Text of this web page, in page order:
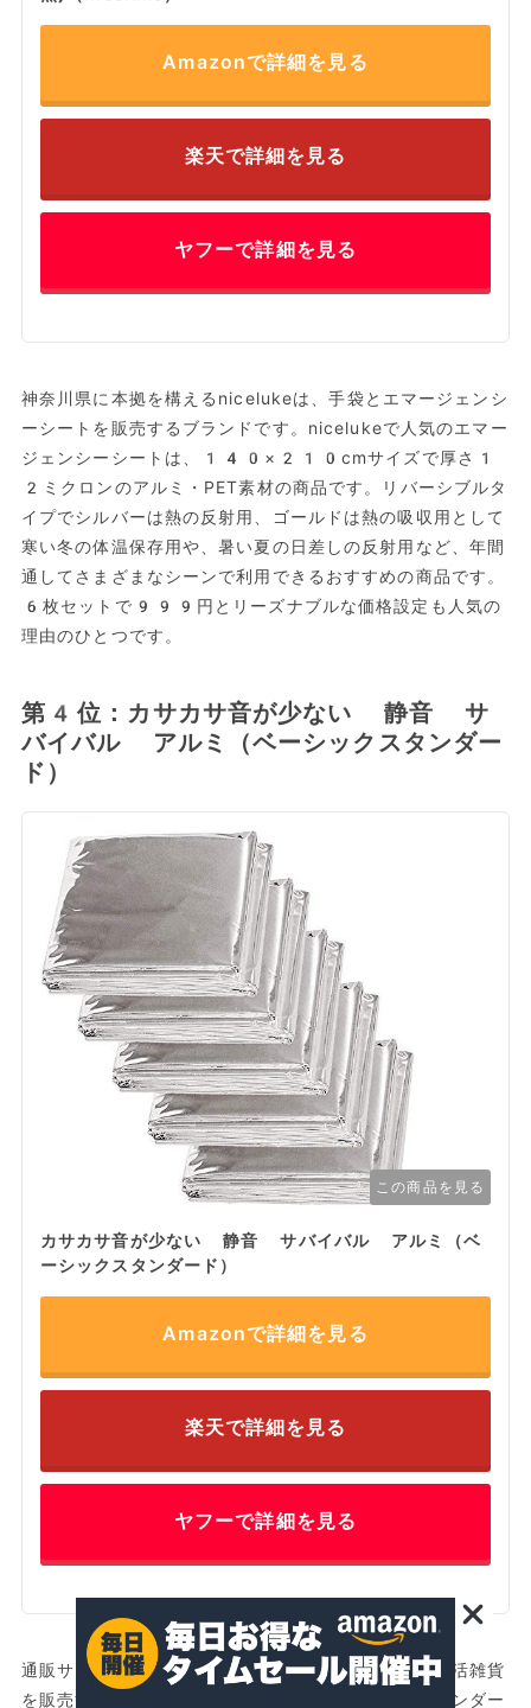
Amazonで詳細を見る
楽天で詳細を見る
ヤフーで詳細を見る
神奈川県に本拠を構えるnicelukeは、手袋とエマージェンシ
ーシートを販売するブランドです。nicelukeで人気のエマー
ジェンシーシートは、140×210cmサイズで厚さ1
2ミクロンのアルミ・PET素材の商品です。リバーシブルタ
イプでシルバーは熱の反射用、ゴールドは熱の吸収用として
寒い冬の体温保存用や、暑い夏の日差しの反射用など、年間
通してさまざまなシーンで利用できるおすすめの商品です。
6枚セットで999円とリーズナブルな価格設定も人気の
理由のひとつです。
第4位：カサカサ音が少ない 静音 サ
バイバル アルミ（ベーシックスタンダー
ド）
この商品を見る
カサカサ音が少ない 静音 サバイバル アルミ（ベ
ーシックスタンダード）
Amazonで詳細を見る
楽天で詳細を見る
ヤフーで詳細を見る
通販サイトで、折り畳み傘やポーチなどさまざまな生活雑貨
を販売するベーシックスタンダード。ベーシックスタンダー